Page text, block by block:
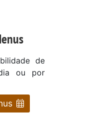
de
ou por